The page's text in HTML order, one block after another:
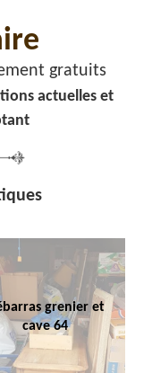
gratuits
actuelles et
grenier et
cave 64